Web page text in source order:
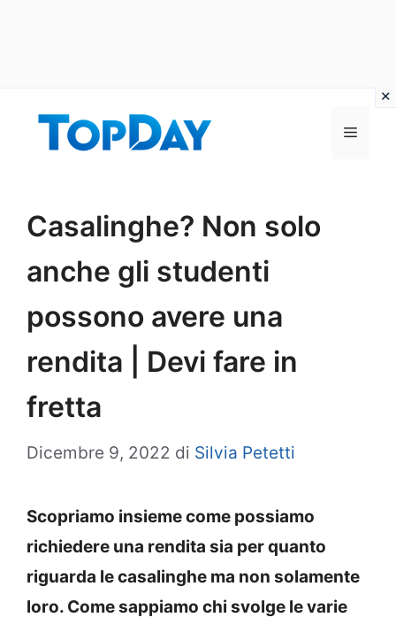
Menu
Casalinghe? Non solo
anche gli studenti
possono avere una
rendita | Devi fare in
fretta
Dicembre 9, 2022 di Silvia Petetti
Scopriamo insieme come possiamo
richiedere una rendita sia per quanto
riguarda le casalinghe ma non solamente
loro. Come sappiamo chi svolge le varie